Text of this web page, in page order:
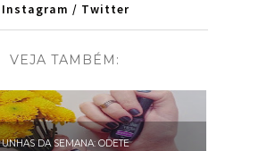
Instagram / Twitter
VEJA TAMBÉM:
UNHAS DA SEMANA: ODETE